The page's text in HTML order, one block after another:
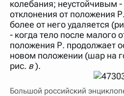
слово "***м***ов", в задании
Пишем в Reword первым
через пробел "поэт".
кавычек). Нажимаем "Найти" и
"Лермонтов" и не только.
Порядок словарей можно
словарь вверх или вниз за
названия словаря. Также
колебания; неустойчивым
отклонения от положения
более от него удаляется
- когда тело после малого
положения Р. продолжает
новом положении (шар на
рис. в).
Большой российский